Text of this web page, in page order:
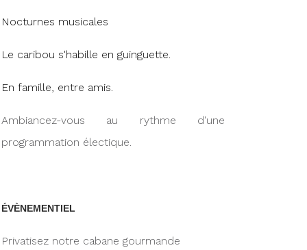
Nocturnes musicales
Le caribou s'habille en guinguette.
En famille, entre amis.
Ambiancez-vous au rythme d'une
programmation électique.
ÉVÈNEMENTIEL
Privatisez notre cabane gourmande